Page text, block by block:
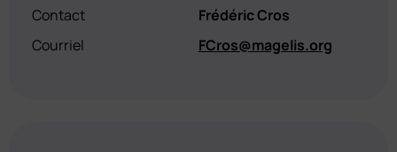
Contact
Frédéric Cros
Courriel
FCros@magelis.org